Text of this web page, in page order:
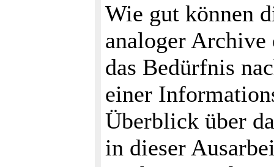
Wie gut können
analoger
das Bedürfnis
einer
Überblick über
in dieser